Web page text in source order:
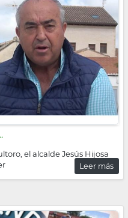
el alcalde Jesús Hijosa
Leer más